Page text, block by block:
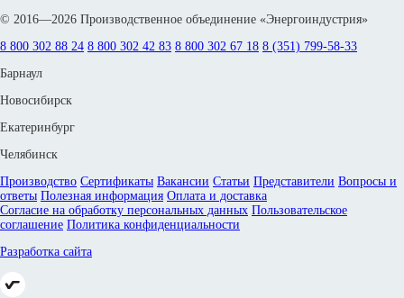
© 2016—2026 Производственное объединение «Энергоиндустрия»
8 800 302 88 24 8 800 302 42 83 8 800 302 67 18 8 (351) 799-58-33
Барнаул
Новосибирск
Екатеринбург
Челябинск
Производство Сертификаты Вакансии Статьи Представители Вопросы и
ответы Полезная информация Оплата и доставка
Согласие на обработку персональных данных Пользовательское
соглашение Политика конфиденциальности
Разработка сайта